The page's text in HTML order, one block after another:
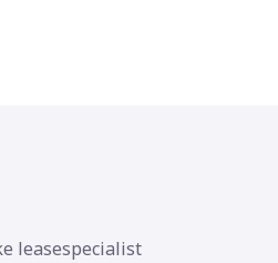
leasespecialist